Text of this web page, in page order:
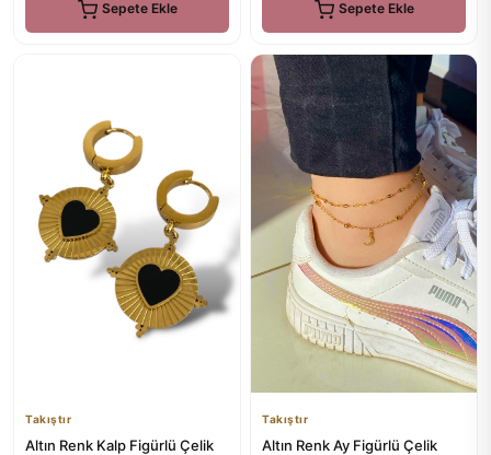
Sepete Ekle Sepete Ekle
Takıştır
Altın Renk Kalp Figürlü Çelik
Takıştır
Altın Renk Ay Figürlü Çelik